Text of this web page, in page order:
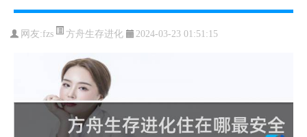
网友:fzs 方舟生存进化 2024-03-23 01:51:15